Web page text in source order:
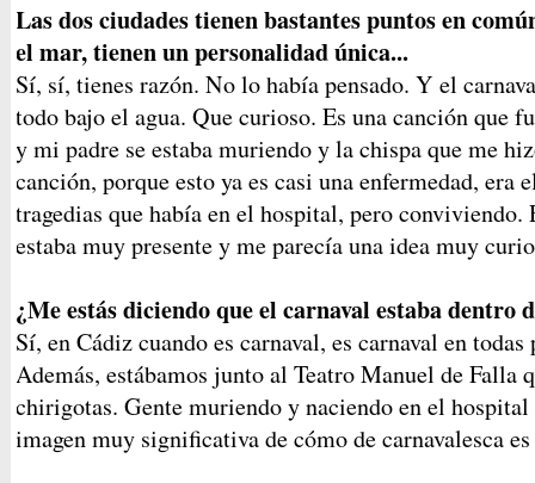
Las dos ciudades tienen bastantes puntos en
el mar, tienen un personalidad única...
Sí, sí, tienes razón. No lo había pensado. Y el
todo bajo el agua. Que curioso. Es una canción que
y mi padre se estaba muriendo y la chispa que me
canción, porque esto ya es casi una enfermedad, era
tragedias que había en el hospital, pero
estaba muy presente y me parecía una idea muy
¿Me estás diciendo que el carnaval estaba dentro
Sí, en Cádiz cuando es carnaval, es carnaval en
Además, estábamos junto al Teatro Manuel de Falla
chirigotas. Gente muriendo y naciendo en el
imagen muy significativa de cómo de carnavalesca